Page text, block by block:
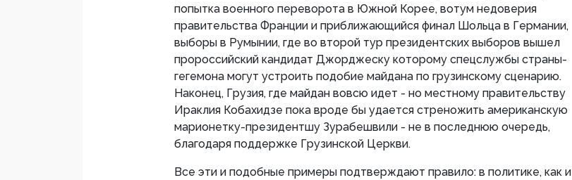
попытка военного переворота в Южной Корее, вотум недоверия
правительства Франции и приближающийся финал Шольца в Германии,
выборы в Румынии, где во второй тур президентских выборов вышел
пророссийский кандидат Джорджеску которому спецслужбы страны-
гегемона могут устроить подобие майдана по грузинскому сценарию.
Наконец, Грузия, где майдан вовсю идет - но местному правительству
Ираклия Кобахидзе пока вроде бы удается стреножить американскую
марионетку-президентшу Зурабешвили - не в последнюю очередь,
благодаря поддержке Грузинской Церкви.
Все эти и подобные примеры подтверждают правило: в политике, как и